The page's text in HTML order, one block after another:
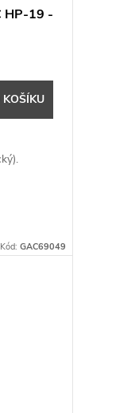
HP-19 -
KOŠÍKU
Kód: GAC69049